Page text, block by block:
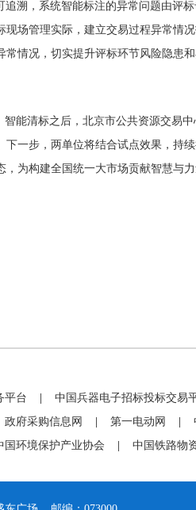
溯，系统智能标注的异常问题由评标
场管理实际，建立交易过程异常情
情况，切实提升评标环节风险隐患和
能清标之后，北京市公共资源交易
一步，两单位将结合试点效果，持
为构建全国统一大市场贡献智慧与力
平台 中国兵器电子招标投标交易
政府采购信息网 第一电动网
国环境保护产业协会 中国铁路物